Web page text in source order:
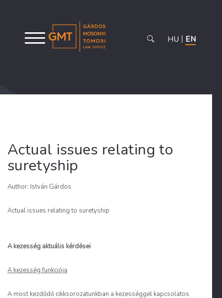
HU EN
Actual issues relating to
suretyship
Author: István Gárdos
Actual issues relating to suretyship
A kezesség aktuális kérdései
A kezesség funkciója
A most kezdődő cikksorozatunkban a kezességgel kapcsolatos